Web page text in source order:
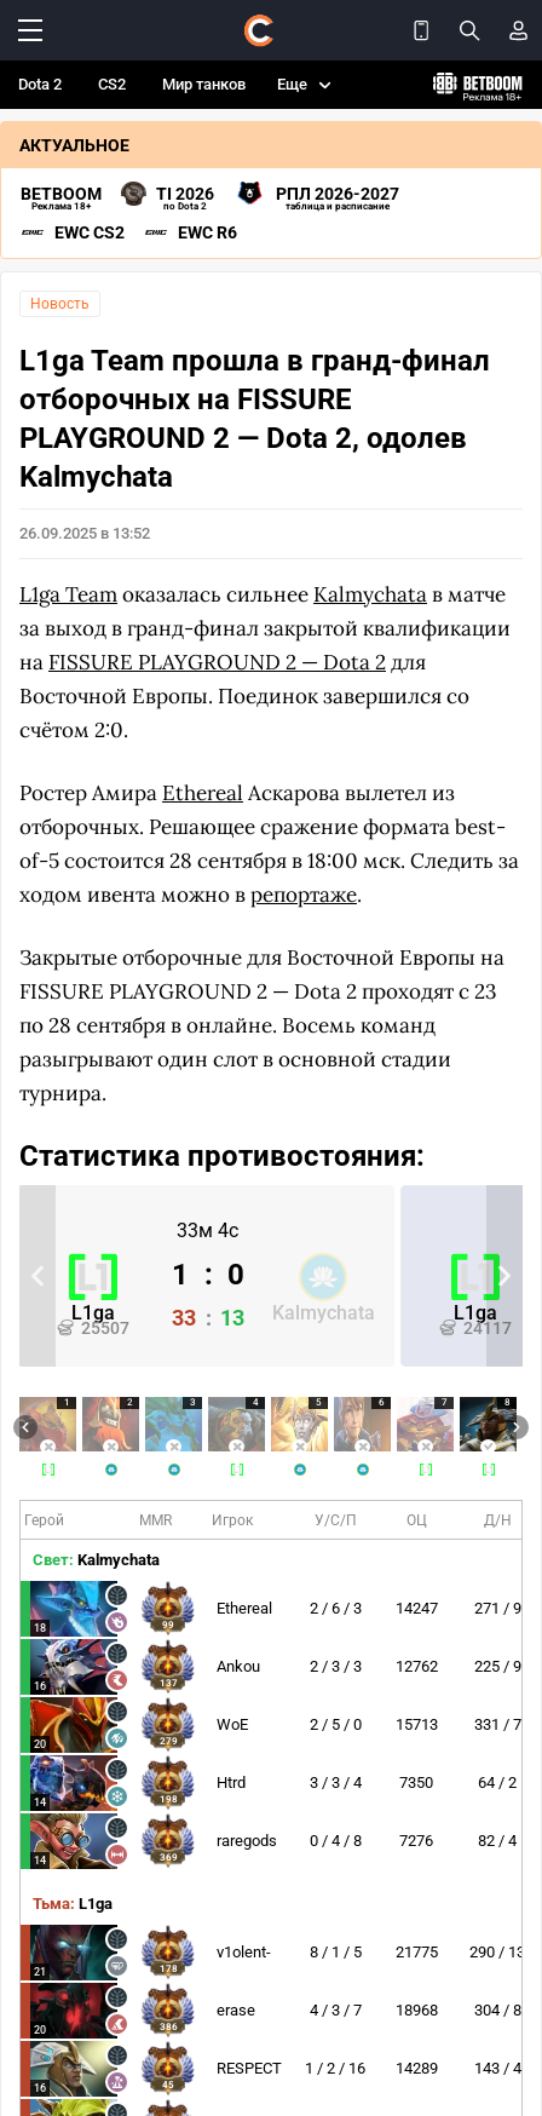
Dota 2 CS2 Мир танков Еще
АКТУАЛЬНОЕ
BETBOOM
Реклама 18+
TI 2026
по Dota 2
РПЛ 2026-2027
таблица и расписание
EWC CS2 EWC R6
Новость
L1ga Team прошла в гранд-финал
отборочных на FISSURE
PLAYGROUND 2 — Dota 2, одолев
Kalmychata
26.09.2025 в 13:52
L1ga Teamоказалась сильнее Kalmychataв матче
за выход в гранд-финал закрытой квалификации
на FISSURE PLAYGROUND 2 — Dota 2для
Восточной Европы. Поединок завершился со
счётом 2:0.
Ростер Амира Ethereal Аскарова вылетел из
отборочных. Решающее сражение формата best-
of-5 состоится 28 сентября в 18:00 мск. Следить за
ходом ивента можно врепортаже.
Закрытые отборочные для Восточной Европы на
FISSURE PLAYGROUND 2 — Dota 2 проходят с 23
по 28 сентября в онлайне. Восемь команд
разыгрывают один слот в основной стадии
турнира.
Статистика противостояния:
33м 4с
L1ga
25507
Kalmychata
1 : 0
33 : 13 L1ga
24117
1 2 3 4 5 6 7 8
Герой MMR Игрок У/С/П ОЦ Д/Н
Свет: Kalmychata
18 99
Ethereal 2 / 6 / 3 14247 271 / 9
16 137
Ankou 2 / 3 / 3 12762 225 / 9
20 279
WoE 2 / 5 / 0 15713 331 / 7
14 198
Htrd 3 / 3 / 4 7350 64 / 2
14 369
raregods 0 / 4 / 8 7276 82 / 4
Тьма: L1ga
21 178
v1olent- 8 / 1 / 5 21775 290 / 13
20 386
erase 4 / 3 / 7 18968 304 / 8
16 45
RESPECT 1 / 2 / 16 14289 143 / 4